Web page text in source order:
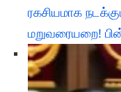
ரகசியமாக
மறுவரையறை!